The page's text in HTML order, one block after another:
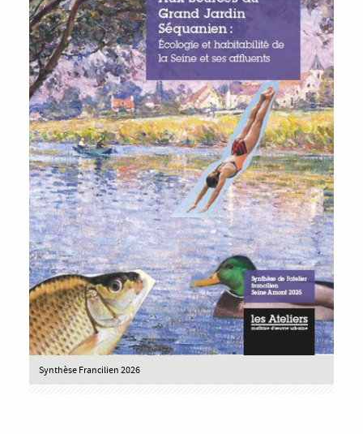
Synthèse Francilien 2026